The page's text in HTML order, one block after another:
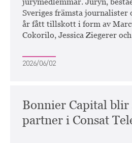
Sveriges främsta journalister
år fått tillskott i form av
Cokorilo, Jessica Ziegerer
2026/06/02
Bonnier Capital blir
partner i Consat